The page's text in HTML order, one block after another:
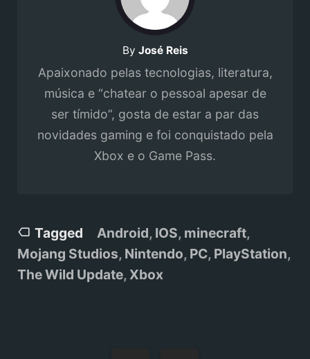
By José Reis
Apaixonado pelas tecnologias, literatura,
música e “chatear o pessoal apesar de
ser tímido”, gosta de estar a par das
novidades gaming e foi conquistado pela
Xbox e o Game Pass.
Tagged Android, IOS, minecraft,
Mojang Studios, Nintendo, PC, PlayStation,
The Wild Update,Xbox